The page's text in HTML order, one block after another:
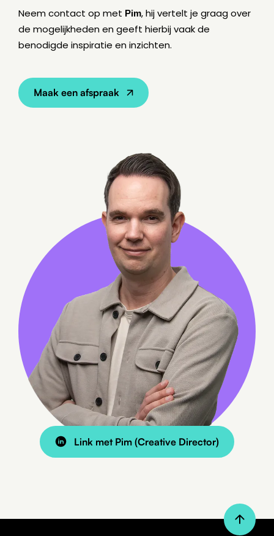
Neem contact op met Pim, hij vertelt je graag over
de mogelijkheden en geeft hierbij vaak de
benodigde inspiratie en inzichten.
Maak een afspraak
Link met Pim (Creative Director)